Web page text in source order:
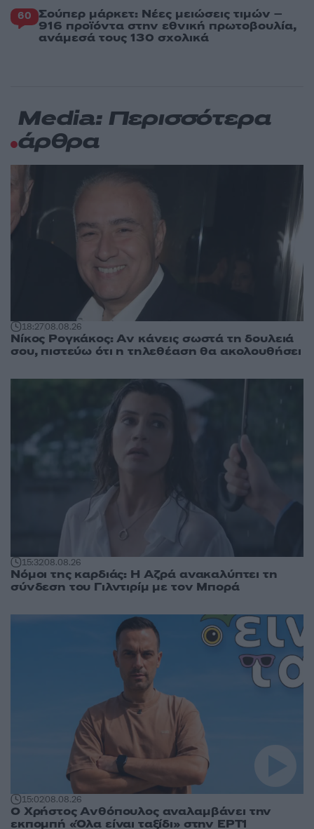
60 Σούπερ μάρκετ: Νέες μειώσεις τιμών –
916 προϊόντα στην εθνική πρωτοβουλία,
ανάμεσά τους 130 σχολικά
Media: Περισσότερα
άρθρα
18:2708.08.26
Νίκος Ρογκάκος: Αν κάνεις σωστά τη δουλειά
σου, πιστεύω ότι η τηλεθέαση θα ακολουθήσει
15:3208.08.26
Νόμοι της καρδιάς: Η Αζρά ανακαλύπτει τη
σύνδεση του Γιλντιρίμ με τον Μπορά
15:0208.08.26
Ο Χρήστος Ανθόπουλος αναλαμβάνει την
εκπομπή «Όλα είναι ταξίδι» στην ΕΡΤ1